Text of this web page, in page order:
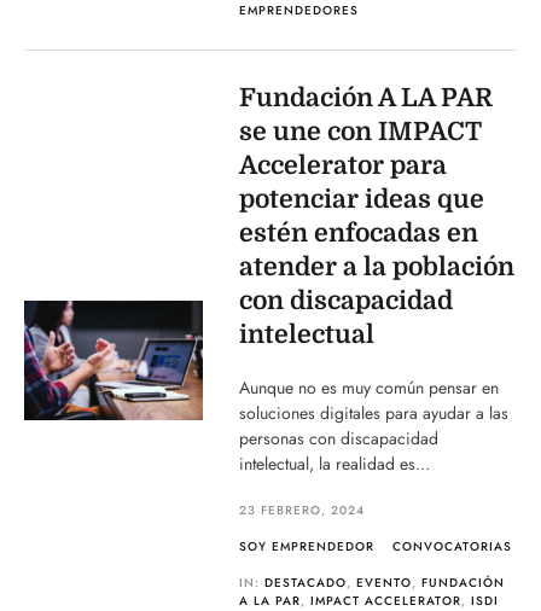
EMPRENDEDORES
Fundación A LA PAR
se une con IMPACT
Accelerator para
potenciar ideas que
estén enfocadas en
atender a la población
con discapacidad
intelectual
Aunque no es muy común pensar en
soluciones digitales para ayudar a las
personas con discapacidad
intelectual, la realidad es...
23 FEBRERO, 2024
SOY EMPRENDEDOR
CONVOCATORIAS
IN:DESTACADO,EVENTO,FUNDACIÓN
A LA PAR,IMPACT ACCELERATOR,ISDI